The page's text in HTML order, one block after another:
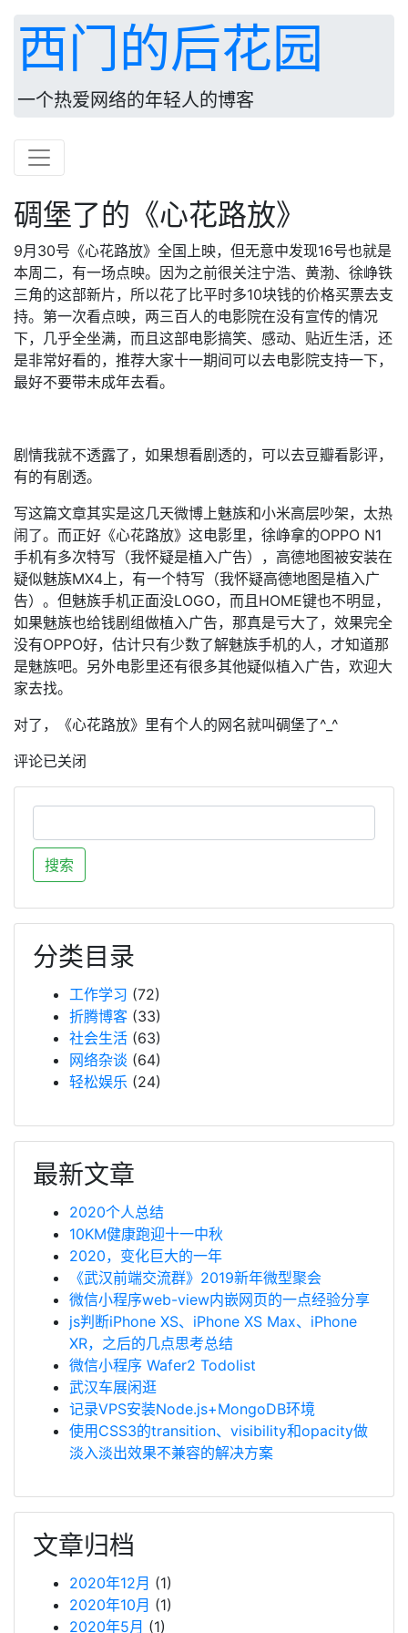
西门的后花园
一个热爱网络的年轻人的博客
碉堡了的《心花路放》
9月30号《心花路放》全国上映，但无意中发现16号也就是
本周二，有一场点映。因为之前很关注宁浩、黄渤、徐峥铁
三角的这部新片，所以花了比平时多10块钱的价格买票去支
持。第一次看点映，两三百人的电影院在没有宣传的情况
下，几乎全坐满，而且这部电影搞笑、感动、贴近生活，还
是非常好看的，推荐大家十一期间可以去电影院支持一下，
最好不要带未成年去看。
剧情我就不透露了，如果想看剧透的，可以去豆瓣看影评，
有的有剧透。
写这篇文章其实是这几天微博上魅族和小米高层吵架，太热
闹了。而正好《心花路放》这电影里，徐峥拿的OPPO N1
手机有多次特写（我怀疑是植入广告），高德地图被安装在
疑似魅族MX4上，有一个特写（我怀疑高德地图是植入广
告）。但魅族手机正面没LOGO，而且HOME键也不明显，
如果魅族也给钱剧组做植入广告，那真是亏大了，效果完全
没有OPPO好，估计只有少数了解魅族手机的人，才知道那
是魅族吧。另外电影里还有很多其他疑似植入广告，欢迎大
家去找。
对了，《心花路放》里有个人的网名就叫碉堡了^_^
评论已关闭
分类目录
工作学习 (72)
折腾博客 (33)
社会生活 (63)
网络杂谈 (64)
轻松娱乐 (24)
最新文章
2020个人总结
10KM健康跑迎十一中秋
2020，变化巨大的一年
《武汉前端交流群》2019新年微型聚会
微信小程序web-view内嵌网页的一点经验分享
js判断iPhone XS、iPhone XS Max、iPhone
XR，之后的几点思考总结
微信小程序 Wafer2 Todolist
武汉车展闲逛
记录VPS安装Node.js+MongoDB环境
使用CSS3的transition、visibility和opacity做
淡入淡出效果不兼容的解决方案
文章归档
2020年12月 (1)
2020年10月 (1)
2020年5月 (1)